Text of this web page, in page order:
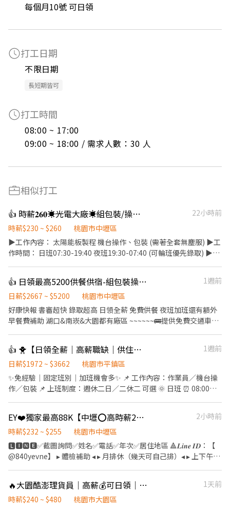
每個月10號 可日領
打工日期
不限日期
長短期皆可
打工時間
08:00 ~ 17:00
09:00 ~ 18:00 / 需求人數：30 人
相似打工
👍 時薪𝟐𝟔𝟎☀️光電大廠☀️組包裝/操機✅可週領✅免費供餐 ✅二休二✅快速報到-WI
22小時前
時薪$230 ~ $260
桃園市中壢區
▶️工作內容： 太陽能板製程 機台操作、包裝 (需著全套無塵服) ▶️工
作時間： 日班07:30-19:40 夜班19:30-07:40 (可輪班優先錄取) ▶️休
需附三年內一般勞工體檢 -------------------------------------------
-------------------------- 📩【立即應徵】 ➊填寫履歷：
https://reurl.cc/4b3NED ➋加入留言：https://lin.ee/qgRJdBA 或
加 @nhy5896h 💥截圖職缺文💥 私訊留下 ⌜姓名✚電話 指名威爾森
👍 日領最高5200供餐供宿-組包裝操作機台
1週前
日薪$2667 ~ $5200
桃園市中壢區
好康快報 書審超快 錄取超高 日領全薪 免費供餐 夜班加班還有額外
早餐費補助 湖口&南崁&大園都有廠區 ~~~~~~🚌提供免費交通車🚌
08:00~17:30(可彈性加班2h) 中班 14:30~12:00 🌛夜班
20:00~05:30(可彈性加班2h) 薪資:60000~95000 工作內容： 組裝、
包裝、測試、操作機台 ☝️用餐方式:免費 ☝️休假說明:週休六日 #提供
住宿 #免費供餐 #蘆竹 #南崁 #大園 #免費交通車 #日領全薪 #高額週
👍 🐥【日領全薪｜高薪職缺｜供住宿｜平鎮】🐥
1週前
日薪$1972 ~ $3662
桃園市平鎮區
✨免經驗｜固定班別｜加班機會多✨ 📌 工作內容：作業員／機台操
作／包裝 📌 上班制度：週休二日／二休二 可選 🌞 日班 ⏰ 08:00－
二班日班 ⏰ 07:00－19:00（12H） 💰 時薪約 230 元 🌙二休二班夜
班 ⏰ 19:00－07:00（12H） 💰 時薪約 260 元 加班費另計，收入更
穩定！ 💰額外獎金最高4200 💰 ✅ 免經驗可 ✅ 可立即上工 ✅ 冷氣廠
房 ✅ 提供制服 ✅ 提供住宿 ✅ 穩定長期工作 #提供住宿 #平鎮 #中壢
#桃園 #八德 #日領全薪 #高額週領一萬 #轉他人帳戶 #現金 ⚡️⚡️⚡️名額
友： https://lin.ee/JefzYJo
EY❤️獨家最高88K【中壢⭕高時薪255⭕等當兵可】班別自選.門市書審.週週領薪
2小時前
時薪$232 ~ $255
桃園市中壢區
🅻🅸🅽🅴✅截圖詢問✅姓名✅電話✅年次✅居住地區 🔺𝑳𝒊𝒏𝒆 𝑰𝑫：【
@840yevne】 ▸ 體檢補助 ◂ ▸ 月排休（幾天可自己排）◂ ▸ 上下午各
或禮品(到職滿三個月享有)◂ 【 職缺介紹 】 ✅ 工作產品 : 知名超商
的食品加工/便當/御飯糰/涼麵/沙拉/三明治 ✅ 工作內容 : 食品製作烹
🔥大園酷澎理貨員｜高薪💰可日領｜免費供餐🍱｜快速上工🚀酷MH
1天前
時薪$240 ~ $480
桃園市大園區